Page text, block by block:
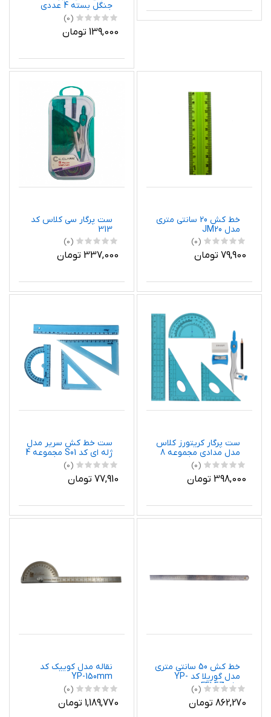
جنگل بسته 4 عددی
(0)
139,000 تومان
خط کش 20 سانتی متری
مدل JM20
(0)
79,900 تومان
ست پرگار سی کلاس کد
313
(0)
337,000 تومان
ست پرگار کریتورز کلاس
مدل مدادی مجموعه 8
عددی
(0)
398,000 تومان
ست خط کش سریر مدل
ژله ای کد S01 مجموعه 4
عددی
(0)
77,910 تومان
خط کش 50 سانتی متری
مدل گوریلا کد YP-
FELEZ-050
(0)
862,270 تومان
نقاله مدل کوییک کد
YP-150mm
(0)
1,189,770 تومان